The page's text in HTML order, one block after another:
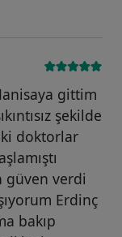
gittim
şekilde
doktorlar
güven verdi
Erdinç
bakıp